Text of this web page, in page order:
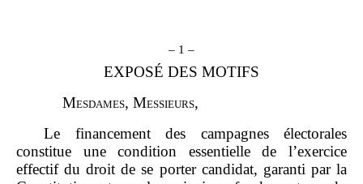
– 1 –
EXPOSÉ DES MOTIFS
Mesdames, Messieurs,
Le financement des campagnes électorales
constitue une condition essentielle de l’exercice
effectif du droit de se porter candidat, garanti par la